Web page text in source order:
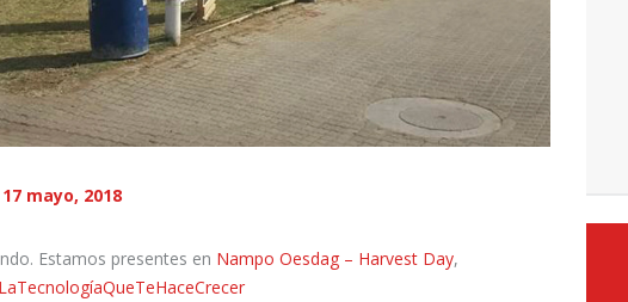
17 mayo, 2018
Estamos presentes en Nampo Oesdag – Harvest Day,